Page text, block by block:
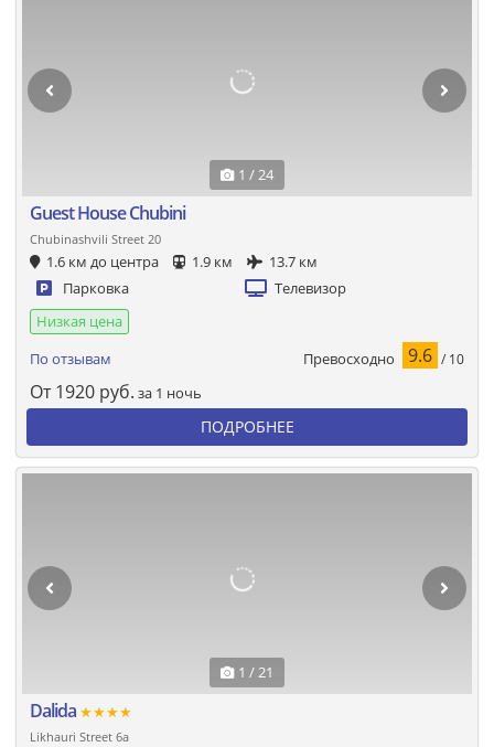
1 / 24
Guest House Chubini
Chubinashvili Street 20
1.6 км до центра 1.9 км
13.7 км
Парковка
Телевизор
Низкая цена
По отзывам
Превосходно 9.6 / 10
От 1920 руб. за 1 ночь
ПОДРОБНЕЕ
1 / 21
Dalida ★★★★
Likhauri Street 6a